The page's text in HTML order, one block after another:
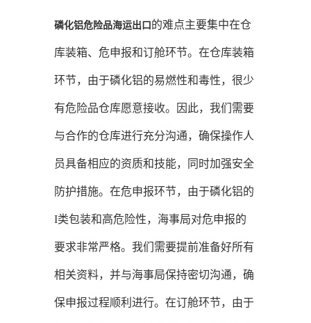
磷化铝危险品海运出口 的难点主要集中在仓
库装箱、危申报和订舱环节。在仓库装箱
环节，由于磷化铝的易燃性和毒性，很少
有危险品仓库愿意接收。因此，我们需要
与合作的仓库进行充分沟通，确保操作人
员具备相应的资质和技能，同时加强安全
防护措施。在危申报环节，由于磷化铝的
I类包装和高危险性，海事局对危申报的
要求非常严格。我们需要提前准备好所有
相关资料，并与海事局保持密切沟通，确
保申报过程顺利进行。在订舱环节，由于